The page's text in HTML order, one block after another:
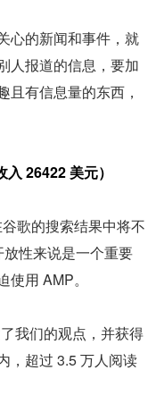
心的新闻和事件，就
人报道的信息，要加
且有信息量的东西，
26422 美元）
歌的搜索结果中将不
性来说是一个重要
用 AMP。
我们的观点，并获得
，超过 3.5 万人阅读